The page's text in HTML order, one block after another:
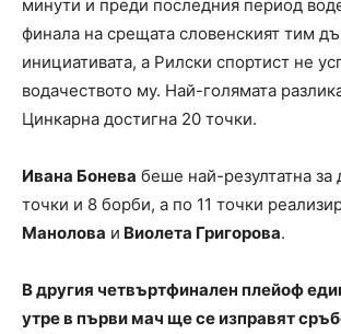
минути и преди последния период
финала на срещата словенският тим
инициативата, а Рилски спортист не
водачеството му. Най-голямата
Цинкарна достигна 20 точки.
Ивана Бонева беше най-резултатна за
точки и 8 борби, а по 11 точки
Манолова и Виолета Григорова.
В другия четвъртфинален плейоф
утре в първи мач ще се изправят